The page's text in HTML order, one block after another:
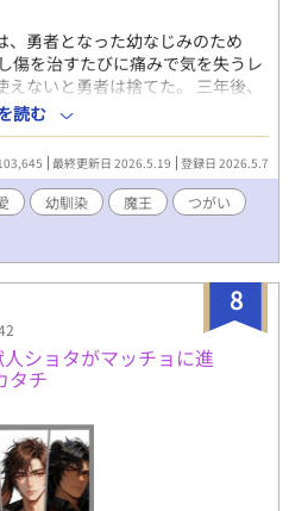
、勇者となった幼なじみのため
傷を治すたびに痛みで気を失うレ
ないと勇者は捨てた。 三年後、
たした。 ヒーラーをやめていたレ
を拾う。 傷を癒し愛情を込めて
ったが、ある日子犬はいなくなっ
たレイモンドは、魔王が生きてい
条件にレイモンドを要求してき
生贄となるべく魔王の元へ向かっ
婚することに。 なんと魔王はあ
から溺愛されつつしあわせに過ご
も勇者が助けにきてーー！？
読む
最終更新日 2026.5.19 登録日 2026.5.7
幼馴染 魔王
つがい
8
人ショタがマッチョに進
タチ